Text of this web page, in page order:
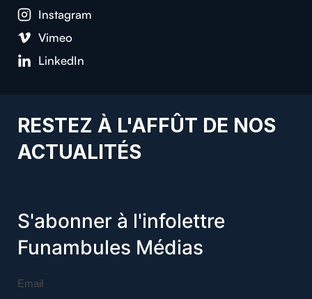
Instagram
Vimeo
LinkedIn
RESTEZ À L'AFFÛT DE NOS
ACTUALITÉS
S'abonner à l'infolettre
Funambules Médias
Email